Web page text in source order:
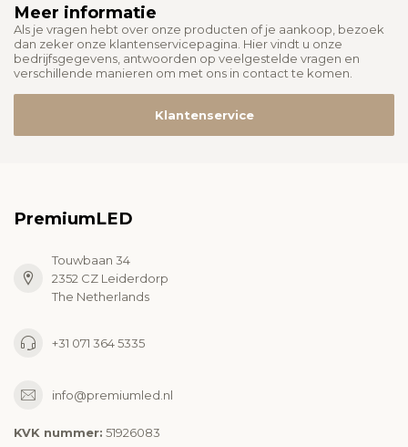
Meer informatie
Als je vragen hebt over onze producten of je aankoop, bezoek
dan zeker onze klantenservicepagina. Hier vindt u onze
bedrijfsgegevens, antwoorden op veelgestelde vragen en
verschillende manieren om met ons in contact te komen.
Klantenservice
PremiumLED
Touwbaan 34
2352 CZ Leiderdorp
The Netherlands
+31 071 364 5335
info@premiumled.nl
KVK nummer: 51926083